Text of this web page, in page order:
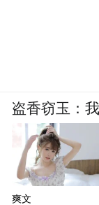
盗香窃玉：
爽文